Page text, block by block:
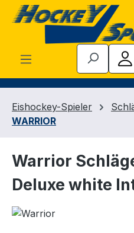
Zum Hauptinhalt springen
Eishockey-Spieler
WARRIOR
Warrior
Deluxe white